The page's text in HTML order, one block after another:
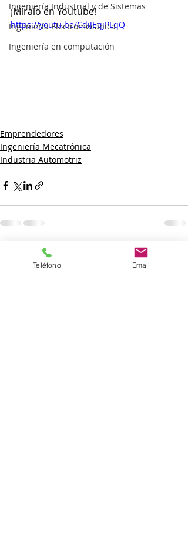
Ingeniería Industrial y de Sistemas
Ingeniería Electromecánica
Ingeniería en computación
¡Míralo en Youtube!
https://youtu.be/CdiJEqjPLqQ
Emprendedores
Ingeniería Mecatrónica
Industria Automotriz
Entradas recientes
Teléfono Email